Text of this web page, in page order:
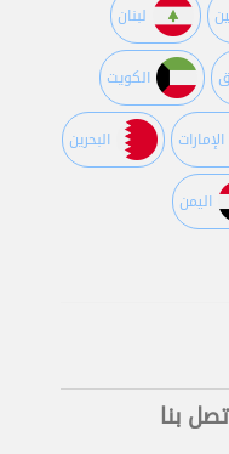
لبنان
الكويت
اﻹمارات البحرين
اليمن
بنا